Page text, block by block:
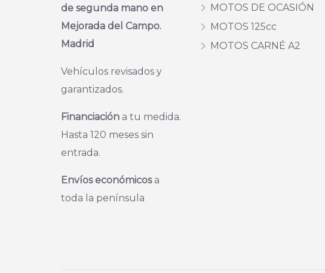
de segunda mano en
Mejorada del Campo.
Madrid
Vehículos revisados y
garantizados.
Financiación a tu medida.
Hasta 120 meses sin
entrada.
Envíos económicosa
toda la península
MOTOS DE OCASIÓN
MOTOS 125cc
MOTOS CARNÉ A2